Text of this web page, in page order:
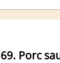
69. Porc